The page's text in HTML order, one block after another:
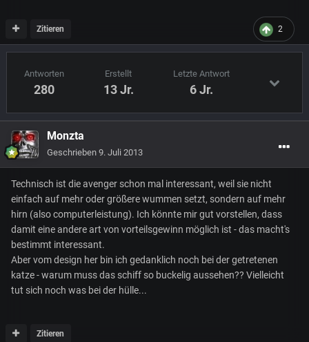
2
Zitieren
Antworten
280
Erstellt
13 Jr.
Letzte Antwort
6 Jr.
Monzta
Geschrieben 9. Juli 2013
Technisch ist die avenger schon mal interessant, weil sie nicht
einfach auf mehr oder größere wummen setzt, sondern auf mehr
hirn (also computerleistung). Ich könnte mir gut vorstellen, dass
damit eine andere art von vorteilsgewinn möglich ist - das macht's
bestimmt interessant.
Aber vom design her bin ich gedanklich noch bei der getretenen
katze - warum muss das schiff so buckelig aussehen?? Vielleicht
tut sich noch was bei der hülle...
Zitieren